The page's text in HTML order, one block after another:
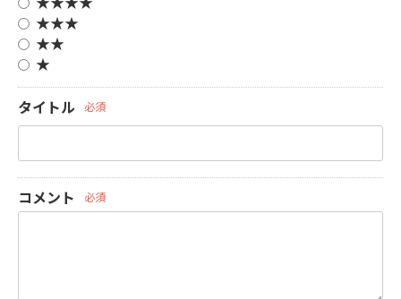
★★★
★★
★
タイトル
必須
コメント 必須